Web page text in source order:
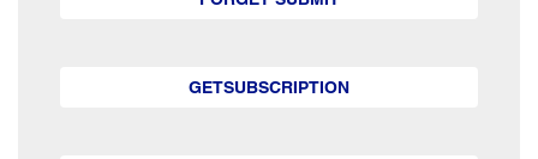
GETSUBSCRIPTION